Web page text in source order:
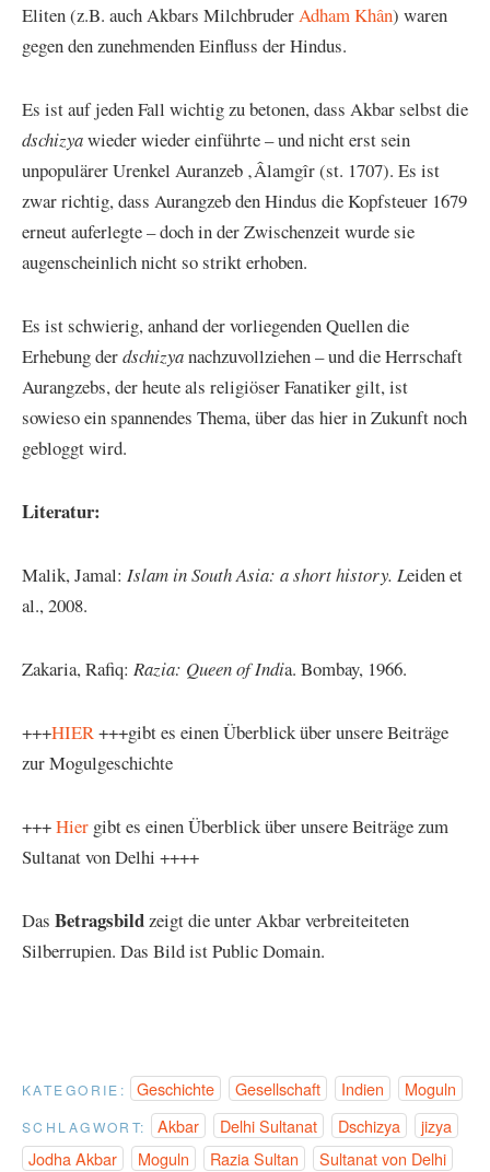
Eliten (z.B. auch Akbars MilchbruderAdham Khân) waren
gegen den zunehmenden Einfluss der Hindus.
Es ist auf jeden Fall wichtig zu betonen, dass Akbar selbst die
dschizyawieder wieder einführte – und nicht erst sein
unpopulärer Urenkel Auranzeb ‚Âlamgîr (st. 1707). Es ist
zwar richtig, dass Aurangzeb den Hindus die Kopfsteuer 1679
erneut auferlegte – doch in der Zwischenzeit wurde sie
augenscheinlich nicht so strikt erhoben.
Es ist schwierig, anhand der vorliegenden Quellen die
Erhebung derdschizyanachzuvollziehen – und die Herrschaft
Aurangzebs, der heute als religiöser Fanatiker gilt, ist
sowieso ein spannendes Thema, über das hier in Zukunft noch
gebloggt wird.
Literatur:
Malik, Jamal: Islam in South Asia: a short history. Leiden et
al., 2008.
Zakaria, Rafiq: Razia: Queen of India. Bombay, 1966.
+++HIER+++gibt es einen Überblick über unsere Beiträge
zur Mogulgeschichte
+++Hier gibt es einen Überblick über unsere Beiträge zum
Sultanat von Delhi ++++
Das Betragsbildzeigt die unter Akbar verbreiteiteten
Silberrupien. Das Bild ist Public Domain.
KATEGORIE: Geschichte Gesellschaft Indien Moguln
SCHLAGWORT: Akbar Delhi Sultanat Dschizya
jizya
Jodha Akbar
Moguln Razia Sultan Sultanat von Delhi